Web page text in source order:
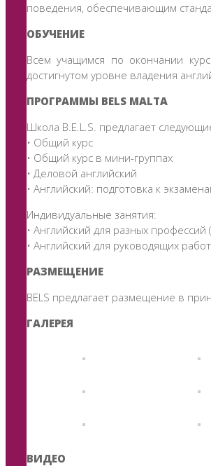
поведения, обеспечивающим
ОБУЧЕНИЕ
Всем учащимся по окончании
достигнутом уровне владения
ПРОГРАММЫ BELS MALTA
Школа B.E.L.S. предлагает
• Общий курс
• Общий курс в мини-группах
• Деловой английский
• Английский: подготовка к
Индивидуальные занятия:
• Английский для разных
• Английский для руководящих
РАЗМЕЩЕНИЕ
BELS предлагает размещение в
ГАЛЕРЕЯ
ВИДЕО